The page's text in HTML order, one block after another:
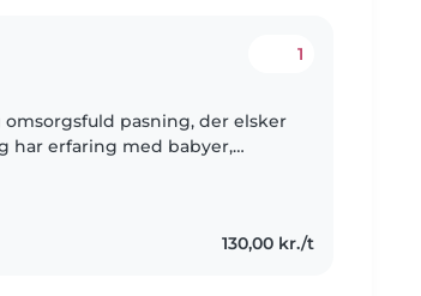
1
pasning, der elsker
har erfaring med babyer,
130,00 kr./t